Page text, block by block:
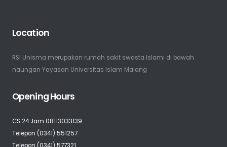
Location
RSI Unisma merupakan rumah sakit swasta Islami di bawah
naungan Yayasan Universitas Islam Malang
Opening Hours
CS 24 Jam 08113033139
Telepon (0341) 551257